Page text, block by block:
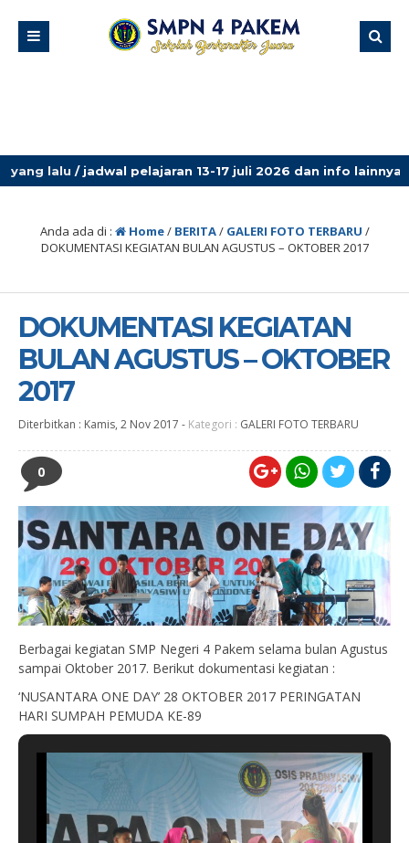
juli 2026 dan info lainnya, lihat pengumuman terbaru!
Anda ada di : Home/ BERITA/ GALERI FOTO TERBARU /
DOKUMENTASI KEGIATAN BULAN AGUSTUS – OKTOBER 2017
DOKUMENTASI KEGIATAN
BULAN AGUSTUS – OKTOBER
2017
Diterbitkan : Kamis, 2 Nov 2017 - Kategori : GALERI FOTO TERBARU
0
Berbagai kegiatan SMP Negeri 4 Pakem selama bulan Agustus
sampai Oktober 2017. Berikut dokumentasi kegiatan :
‘NUSANTARA ONE DAY’ 28 OKTOBER 2017 PERINGATAN
HARI SUMPAH PEMUDA KE-89